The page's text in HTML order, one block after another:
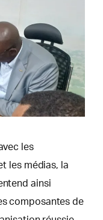
les
les médias, la
ainsi
composantes de